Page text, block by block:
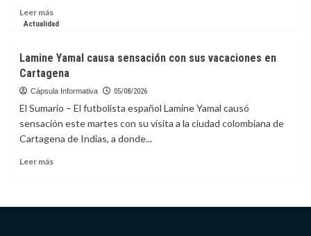
la
confirma
Leer másLeer
más
Eugenia,
hija
del
Andrés,
da
a
a
en
Actualidad
Lamine Yamal causa sensación con sus vacaciones en
Cartagena
Cápsula Informativa 05/08/2026
El Sumario – El futbolista español Lamine Yamal causó
sensación este martes con su visita a la ciudad colombiana de
Cartagena de Indias, a donde...
Leer másLeer